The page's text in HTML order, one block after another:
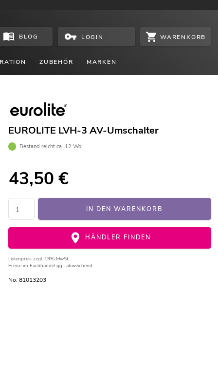
BLOG LOGIN WARENKORB
ZUBEHÖR MARKEN
EUROLITE LVH-3 AV-Umschalter
Bestand reicht ca. 12 Wo.
43,50 €
IN DEN WARENKORB
HÄNDLER FINDEN
Listenpreis zzgl. 19% MwSt.
Preise im Fachhandel ggf. abweichend.
No. 81013203